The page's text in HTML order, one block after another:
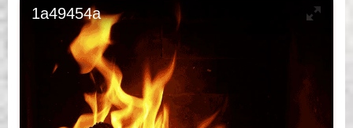
1a49454a